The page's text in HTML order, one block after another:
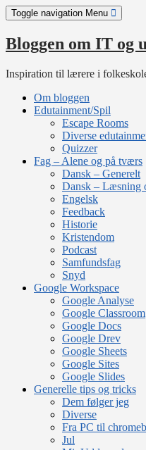
Skip
to
content
Toggle navigation Menu
Bloggen om IT og
Inspiration til lærere i
Om bloggen
Edutainment/Spil
Escape Rooms
Diverse
Quizzer
Fag – Alene og på tværs
Dansk – Generelt
Dansk – Læsning
Engelsk
Feedback
Historie
Kristendom
Podcast
Samfundsfag
Snyd
Google Workspace
Google Analyse
Google Classroom
Google Docs
Google Drev
Google Sheets
Google Sites
Google Slides
Generelle tips og tricks
Dem følger jeg
Diverse
Fra PC til
Jul